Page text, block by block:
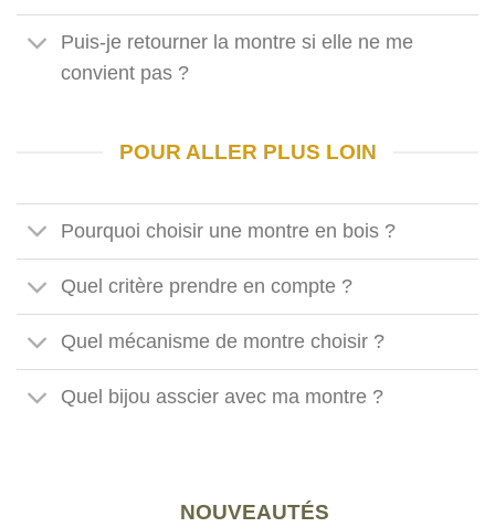
Puis-je retourner la montre si elle ne me
convient pas ?
POUR ALLER PLUS LOIN
Pourquoi choisir une montre en bois ?
Quel critère prendre en compte ?
Quel mécanisme de montre choisir ?
Quel bijou asscier avec ma montre ?
NOUVEAUTÉS